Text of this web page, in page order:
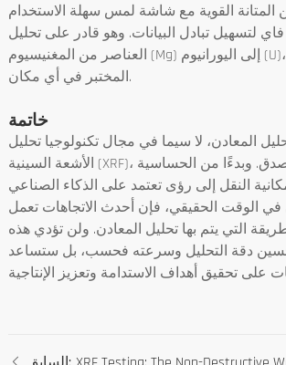
المتانة القوية مع شاشة لمس سهلة الاستخدام
لتسهيل تبادل البيانات. وهو قادر على تحليل
العناصر من المغنيسيوم (Mg) إلى اليورانيوم (U)، ويوفر نتائج نوعية
المختبر في أي مكان.
خاتمة
المعادن، لا سيما في مجال تكنولوجيا تحليل
الأشعة السينية (XRF)، واعد بشكل لا يصدق. وبدءًا من الحساسية
النقل إلى رؤى تعتمد على الذكاء الصناعي
في الوقت الحقيقي، فإن أحدث الاتجاهات تعمل
التي يتم بها تحليل المعادن. ولن تؤدي هذه
دقة التحليل وسرعته فحسب، بل ستساعد